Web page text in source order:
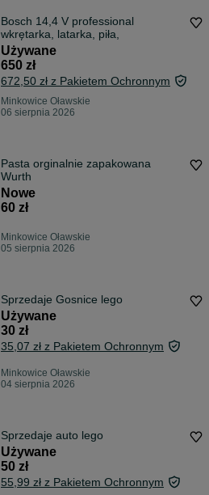
Bosch 14,4 V professional
wkrętarka, latarka, piła,
Używane
650 zł
672,50 zł z Pakietem Ochronnym
Minkowice Oławskie
06 sierpnia 2026
Pasta orginalnie zapakowana
Wurth
Nowe
60 zł
Minkowice Oławskie
05 sierpnia 2026
Sprzedaje Gosnice lego
Używane
30 zł
35,07 zł z Pakietem Ochronnym
Minkowice Oławskie
04 sierpnia 2026
Sprzedaje auto lego
Używane
50 zł
55,99 zł z Pakietem Ochronnym